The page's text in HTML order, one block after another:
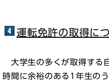
運転免許の取得に
大学生の多くが取得する
時間に余裕のある1年生の